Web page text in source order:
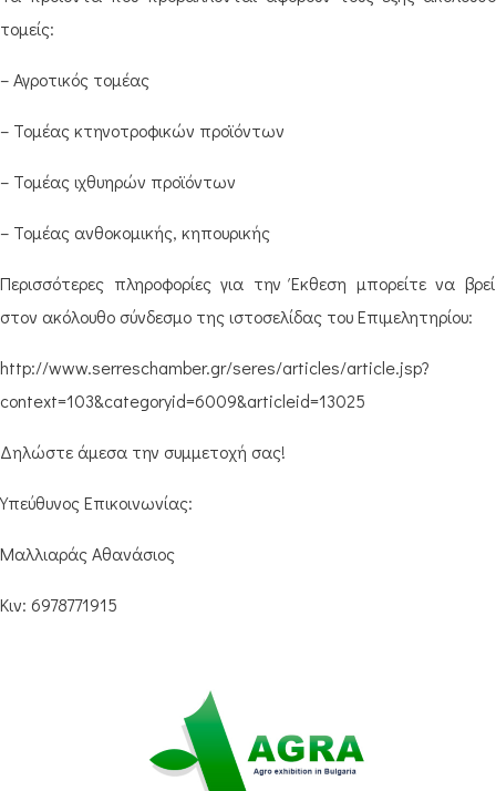
τομείς:
– Αγροτικός τομέας
– Τομέας κτηνοτροφικών προϊόντων
– Τομέας ιχθυηρών προϊόντων
– Τομέας ανθοκομικής, κηπουρικής
Περισσότερες πληροφορίες για την Έκθεση μπορείτε να
στον ακόλουθο σύνδεσμο της ιστοσελίδας του Επιμελητηρίου:
http://www.serreschamber.gr/seres/articles/article.jsp?
context=103&categoryid=6009&articleid=13025
Δηλώστε άμεσα την συμμετοχή σας!
Υπεύθυνος Επικοινωνίας:
Μαλλιαράς Αθανάσιος
Κιν: 6978771915